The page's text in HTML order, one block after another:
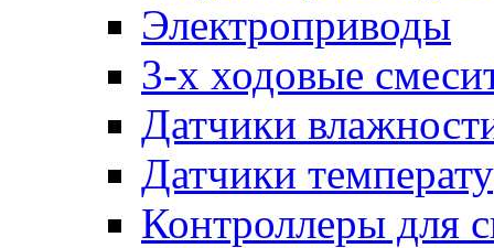
Электроприводы
3-х ходовые
Датчики
Датчики
Контроллеры для